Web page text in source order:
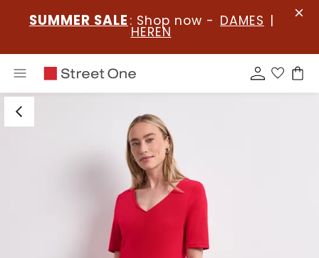
SUMMER SALE : Shop now - DAMES |
HEREN